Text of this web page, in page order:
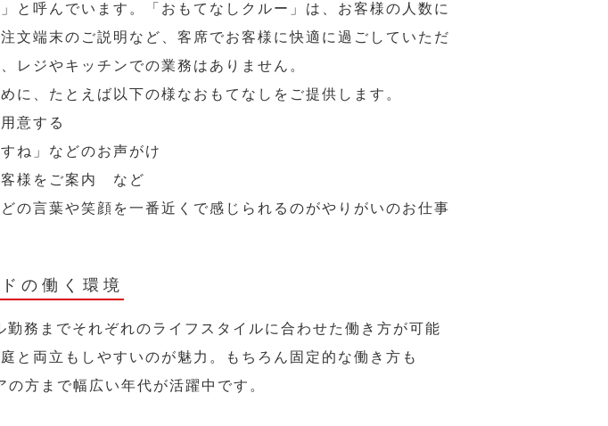
と呼んでいます。「おもてなしクルー」は、お客様の人数に
文端末のご説明など、客席でお客様に快適に過ごしていただ
レジやキッチンでの業務はありません。
に、たとえば以下の様なおもてなしをご提供します。
意する
ね」などのお声がけ
客様をご案内 など
の言葉や笑顔を一番近くで感じられるのがやりがいのお仕事
の働く環境
務までそれぞれのライフスタイルに合わせた働き方が可能
と両立もしやすいのが魅力。もちろん固定的な働き方も
方まで幅広い年代が活躍中です。